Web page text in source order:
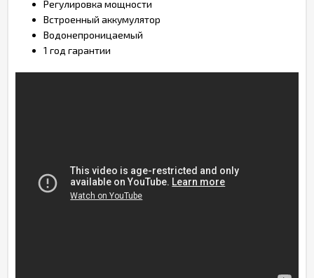
Регулировка мощности
Встроенный аккумулятор
Водонепроницаемый
1 год гарантии